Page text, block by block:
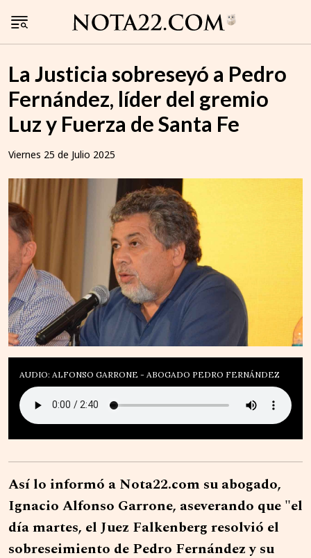
La Justicia sobreseyó a Pedro
Fernández, líder del gremio
Luz y Fuerza de Santa Fe
Viernes 25 de Julio 2025
AUDIO: ALFONSO GARRONE - ABOGADO PEDRO FERNÁNDEZ
Así lo informó a Nota22.com su abogado,
Ignacio Alfonso Garrone, aseverando que "el
día martes, el Juez Falkenberg resolvió el
sobreseimiento de Pedro Fernández y su